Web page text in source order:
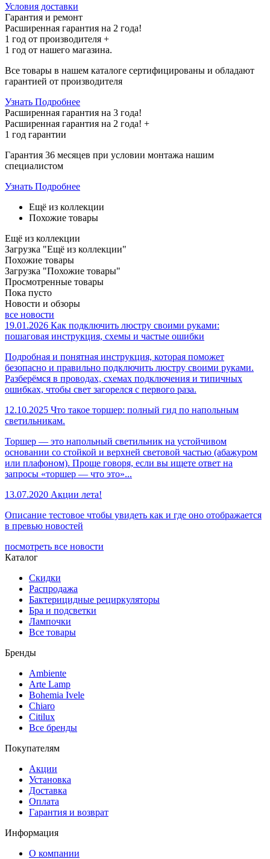
Условия доставки
Гарантия и ремонт
Расширенная гарантия на 2 года!
1 год от производителя +
1 год от нашего магазина.
Все товары в нашем каталоге сертифицированы и обладают
гарантией от производителя
Узнать Подробнее
Расширенная гарантия на 3 года!
Расширенная гарантия на 2 года! +
1 год гарантии
Гарантия 36 месяцев при условии монтажа нашим
специалистом
Узнать Подробнее
Ещё из коллекции
Похожие товары
Ещё из коллекции
Загрузка "Ещё из коллекции"
Похожие товары
Загрузка "Похожие товары"
Просмотренные товары
Пока пусто
Новости и обзоры
все новости
19.01.2026 Как подключить люстру своими руками:
пошаговая инструкция, схемы и частые ошибки
Подробная и понятная инструкция, которая поможет
безопасно и правильно подключить люстру своими руками.
Разберёмся в проводах, схемах подключения и типичных
ошибках, чтобы свет загорелся с первого раза.
12.10.2025 Что такое торшер: полный гид по напольным
светильникам.
Торшер — это напольный светильник на устойчивом
основании со стойкой и верхней световой частью (абажуром
или плафоном). Проще говоря, если вы ищете ответ на
запросы «торшер — что это»...
13.07.2020 Акции лета!
Описание тестовое чтобы увидеть как и где оно отображается
в превью новостей
посмотреть все новости
Каталог
Скидки
Распродажа
Бактерицидные рециркуляторы
Бра и подсветки
Лампочки
Все товары
Бренды
Ambiente
Arte Lamp
Bohemia Ivele
Chiaro
Citilux
Все бренды
Покупателям
Акции
Установка
Доставка
Оплата
Гарантия и возврат
Информация
О компании